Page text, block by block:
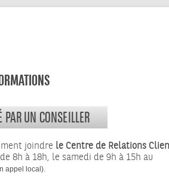
PAR UN CONSEILLER
joindre le Centre de Relations
8h à 18h, le samedi de 9h à 15h au
appel local).